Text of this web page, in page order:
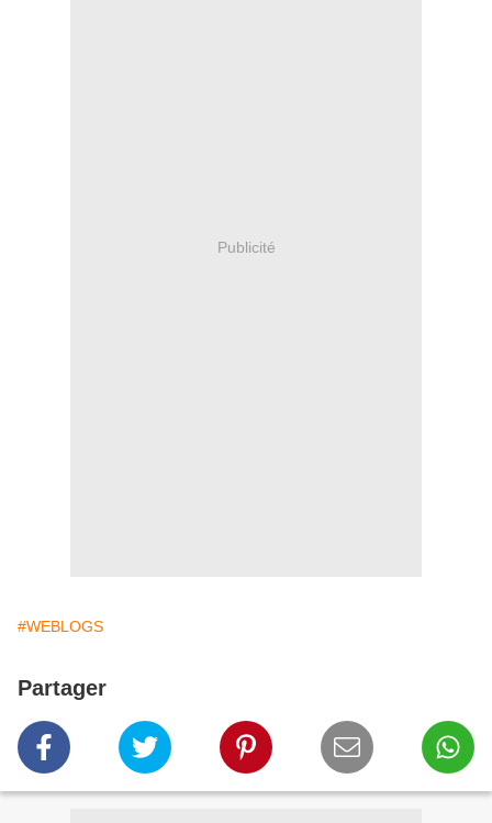
Publicité
#WEBLOGS
Partager